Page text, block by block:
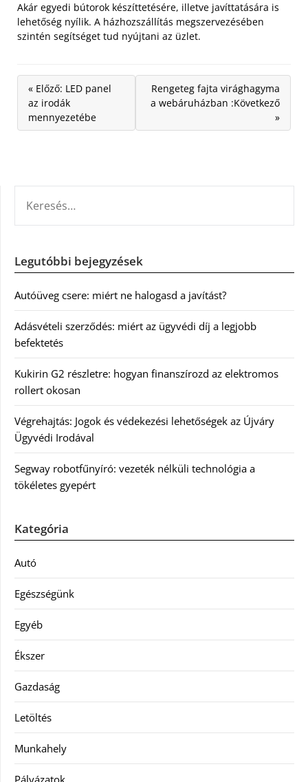
Akár egyedi bútorok készíttetésére, illetve javíttatására is
lehetőség nyílik. A házhozszállítás megszervezésében
szintén segítséget tud nyújtani az üzlet.
« Előző: LED panel
az irodák
mennyezetébe
Rengeteg fajta virághagyma
a webáruházban :Következő
»
Legutóbbi bejegyzések
Autóüveg csere: miért ne halogasd a javítást?
Adásvételi szerződés: miért az ügyvédi díj a legjobb
befektetés
Kukirin G2 részletre: hogyan finanszírozd az elektromos
rollert okosan
Végrehajtás: Jogok és védekezési lehetőségek az Újváry
Ügyvédi Irodával
Segway robotfűnyíró: vezeték nélküli technológia a
tökéletes gyepért
Kategória
Autó
Egészségünk
Egyéb
Ékszer
Gazdaság
Letöltés
Munkahely
Pályázatok